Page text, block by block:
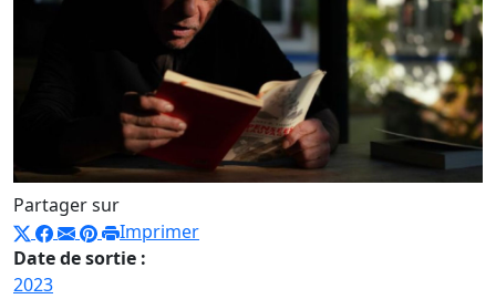
Partager sur
Imprimer
Date de sortie :
2023